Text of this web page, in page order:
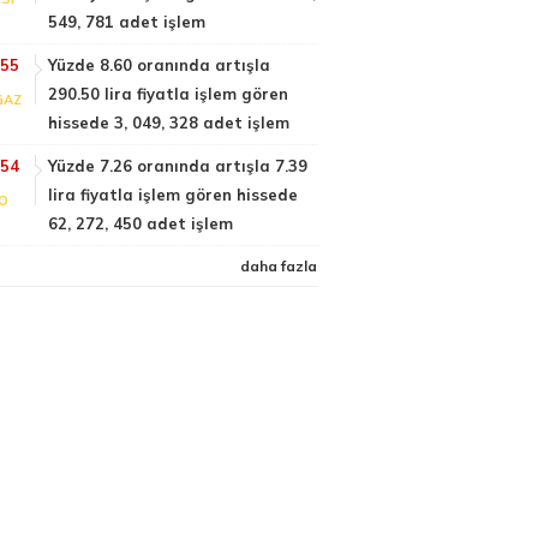
549, 781 adet işlem
Yüzde 8.60 oranında artışla
290.50 lira fiyatla işlem gören
hissede 3, 049, 328 adet işlem
Yüzde 7.26 oranında artışla 7.39
lira fiyatla işlem gören hissede
62, 272, 450 adet işlem
daha fazla